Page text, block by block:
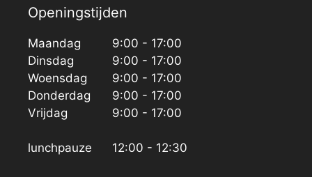
Openingstijden
Maandag
Dinsdag
Woensdag
Donderdag
Vrijdag
lunchpauze
9:00 - 17:00
9:00 - 17:00
9:00 - 17:00
9:00 - 17:00
9:00 - 17:00
12:00 - 12:30